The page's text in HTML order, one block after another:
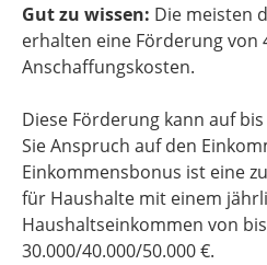
Gut zu wissen: Die meisten
erhalten eine Förderung von
Anschaffungskosten.
Diese Förderung kann auf
Sie Anspruch auf den
Einkommensbonus ist eine
für Haushalte mit einem
Haushaltseinkommen von
30.000/40.000/50.000 €.